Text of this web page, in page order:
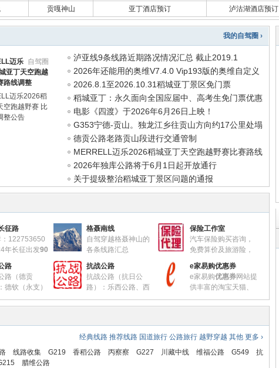
索
贡嘎神山 亚丁酒店预订 泸沽湖酒店预订
我的自驾圈 ›
自驾圈
迈乐
亚丁天空跑越
路线调整
迈乐2026稻
空跑越野赛 比
整公告
泸亚线9条线路近期路况情况汇总 截止2019.1
2026年还能用的奥维V7.4.0 Vip193版的奥维自定义
图源
2026.8.1至2026.10.31稻城亚丁景区免门票
稻城亚丁：永久面向全国应届中、高考生免门票优惠
政策
电影《四渡》于2026年6月26日上映！
G353宁德-贡山。独龙江乡往贡山方向约17公里处塌
方
德贡公路老路贡山段进行交通管制
MERRELL迈乐2026稻城亚丁天空跑越野赛比赛路线
调整
2026年独库公路将于6月1日起开放通行
关于提级整治稻城亚丁景区问题的通报
征路
：122753650
年长征出发90
名录
书 -红一方面
格聂南线
自驾穿越格聂神山的
各条线路汇总
http://www.023115.co
m/forum.php? ...
=2559&fromuid=4
格聂南线轨迹图
hp? ... =2954&fromuid=4
至章纳乡（巴塘界）段交通管制
保险工作室
汽车保险购买咨询，
免费算价及旅游险，
团体险方案设计
这是锋哥的本行，从业10多年，
有丰富经验，欢迎圈友咨询。
私家车、单位车、货车、特种
车、新能源车都可以
助理微信：18996413871（微
信、电话）
路
路（德贡
德钦（永支）
（闪当）四级
贡公路）是
是滇西北旅游
其重要的藏区
抗战公路
抗战公路（抗日公
路）：乐西公路、西
祥公路、滇缅公路、
青藏公路宁玉段、川黔公路、川
路、川陕公路、湘黔公路、京滇
公路
e家易购优惠券
e家易购优惠券网站提
供丰富的淘宝天猫、
京东、拼多多优惠
券，帮您省钱购物。
https://shop.023115.com/?
r=/l&sort=0
经典线路 推荐线路 国道旅行 公路旅行 越野穿越 其他 更多 ›
线路收集 G219 香稻公路 丙察察 G227 川藏中线 维福公路 G549
抗
腊维公路